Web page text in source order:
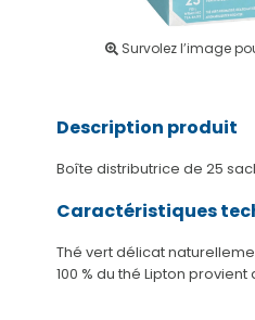
Survolez l’image
Description produit
Boîte distributrice de 25
Caractéristiques
Thé vert délicat
100 % du thé Lipton